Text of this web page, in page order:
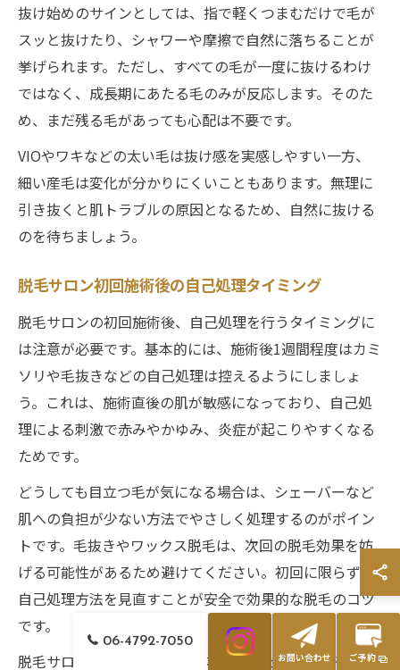
抜け始めのサインとしては、指で軽くつまむだけで毛が
スッと抜けたり、シャワーや摩擦で自然に落ちることが
挙げられます。ただし、すべての毛が一度に抜けるわけ
ではなく、成長期にあたる毛のみが反応します。そのた
め、まだ残る毛があっても心配は不要です。
VIOやワキなどの太い毛は抜け感を実感しやすい一方、
細い産毛は変化が分かりにくいこともあります。無理に
引き抜くと肌トラブルの原因となるため、自然に抜ける
のを待ちましょう。
脱毛サロン初回施術後の自己処理タイミング
脱毛サロンの初回施術後、自己処理を行うタイミングに
は注意が必要です。基本的には、施術後1週間程度はカミ
ソリや毛抜きなどの自己処理は控えるようにしましょ
う。これは、施術直後の肌が敏感になっており、自己処
理による刺激で赤みやかゆみ、炎症が起こりやすくなる
ためです。
どうしても目立つ毛が気になる場合は、シェーバーなど
肌への負担が少ない方法でやさしく処理するのがポイン
トです。毛抜きやワックス脱毛は、次回の脱毛効果を妨
げる可能性があるため避けてください。初回に限らず、
自己処理方法を見直すことが安全で効果的な脱毛のコツ
です。
脱毛サロンのスタッフから案内があった場合は、その指
06-4792-7050
お問い合わせ ご予約